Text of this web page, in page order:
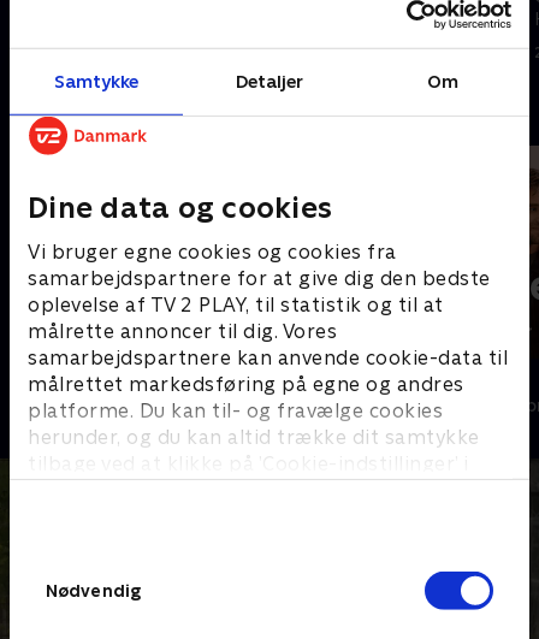
Samtykke Detaljer Om
Dine data og cookies
Vi bruger egne cookies og cookies fra
samarbejdspartnere for at give dig den bedste
oplevelse af TV 2 PLAY, til statistik og til at
målrette annoncer til dig. Vores
samarbejdspartnere kan anvende cookie-data til
målrettet markedsføring på egne og andres
platforme. Du kan til- og fravælge cookies
herunder, og du kan altid trække dit samtykke
tilbage ved at klikke på ’Cookie-indstillinger’ i
Nødvendig
19. oktober 2019 • 16 min
kræftpatient. Men så kigger
20. oktober 2019 • 15 min
Andre så også
Den gode stemning
Drama • 1 sæsoner
Mellem os
Drama • 1